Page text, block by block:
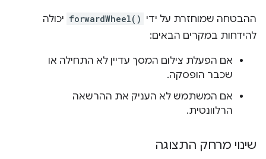
ההבטחה שמוחזרת על ידי forwardWheel() יכולה
להידחות במקרים הבאים:
אם הפעלת צילום המסך עדיין לא התחילה או
שכבר הופסקה.
אם המשתמש לא העניק את ההרשאה
הרלוונטית.
שינוי מרחק התצוגה